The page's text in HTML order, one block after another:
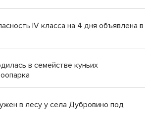
IV класса на 4 дня объявлена в
в семействе куньих
в лесу у села Дубровино под